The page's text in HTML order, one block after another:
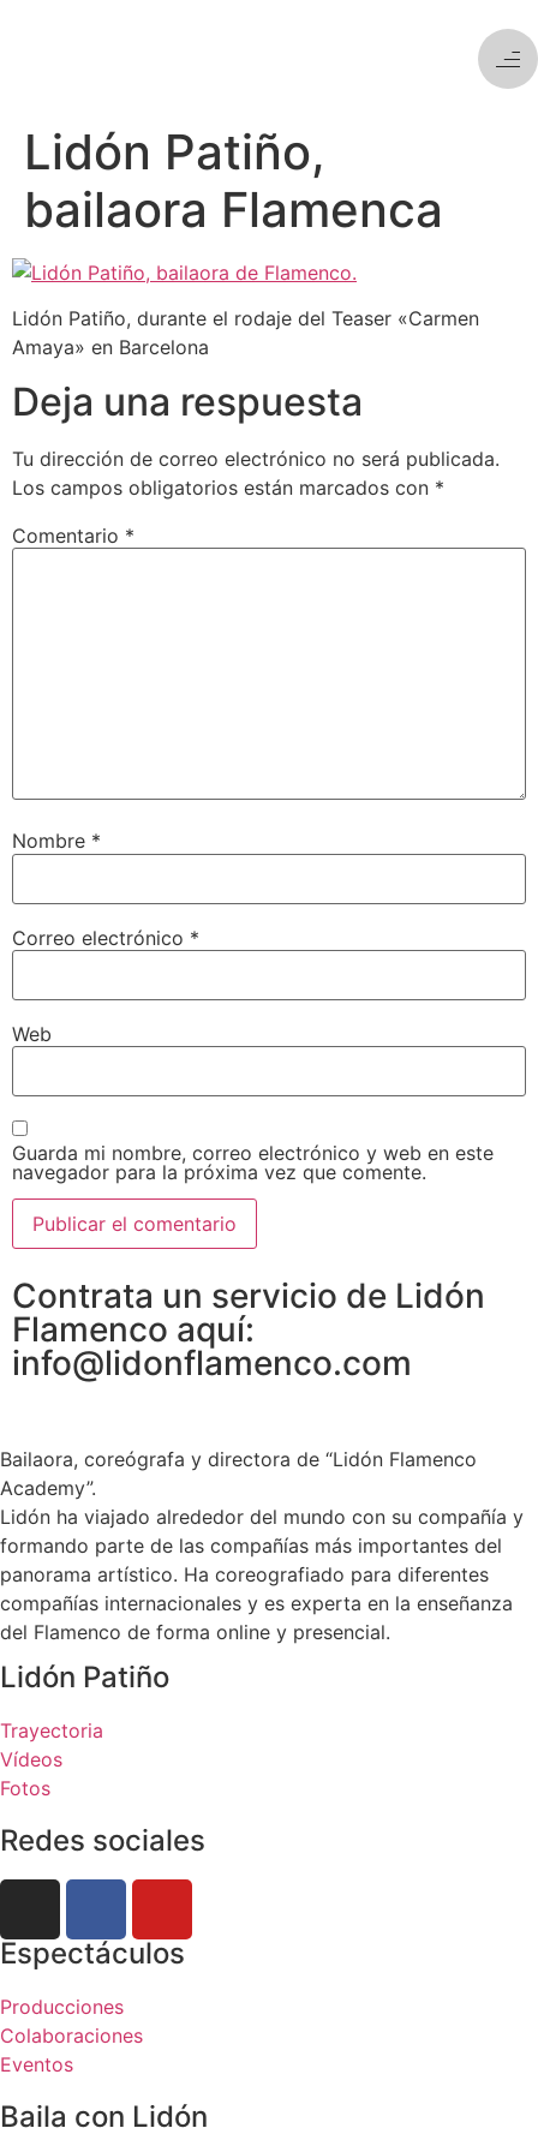
Lidón Patiño,
bailaora Flamenca
Lidón Patiño, durante el rodaje del Teaser «Carmen
Amaya» en Barcelona
Deja una respuesta
Tu dirección de correo electrónico no será publicada.
Los campos obligatorios están marcados con *
Comentario *
Nombre *
Correo electrónico *
Web
Guarda mi nombre, correo electrónico y web en este
navegador para la próxima vez que comente.
Contrata un servicio de Lidón
Flamenco aquí:
info@lidonflamenco.com
Bailaora, coreógrafa y directora de “Lidón Flamenco
Academy”.
Lidón ha viajado alrededor del mundo con su compañía y
formando parte de las compañías más importantes del
panorama artístico. Ha coreografiado para diferentes
compañías internacionales y es experta en la enseñanza
del Flamenco de forma online y presencial.
Lidón Patiño
Trayectoria
Vídeos
Fotos
Redes sociales
Espectáculos
Producciones
Colaboraciones
Eventos
Baila con Lidón